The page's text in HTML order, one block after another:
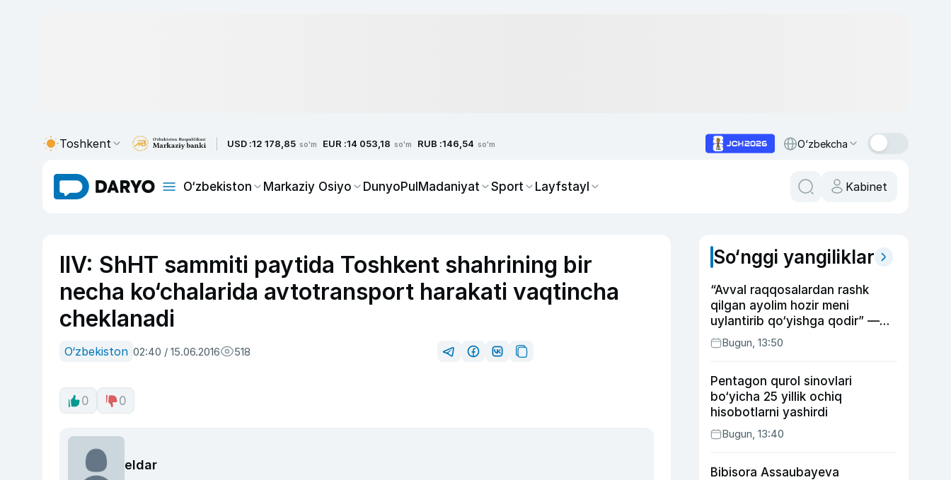
Toshkent USD :12 178,85 so'm EUR :14 053,18 so'm RUB :146,54 so'm O‘zbekcha
O‘zbekiston Markaziy Osiyo DunyoPulMadaniyat Sport Layfstayl Kabinet
IIV: ShHT sammiti paytida Toshkent shahrining bir
necha ko‘chalarida avtotransport harakati vaqtincha
cheklanadi
O‘zbekiston 02:40 / 15.06.2016 518
0 0
eldar
So‘nggi yangiliklar
“Avval raqqosalardan rashk
qilgan ayolim hozir meni
uylantirib qo‘yishga qodir” —
Anvar Sobirov davlat ishidagi
faoliyati va o‘g‘il tarbiyasidagi
Bugun, 13:50
Pentagon qurol sinovlari
bo‘yicha 25 yillik ochiq
hisobotlarni yashirdi
Bugun, 13:40
Bibisora Assaubayeva